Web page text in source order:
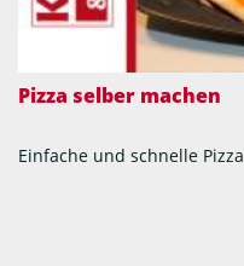
Pizza selber machen
Einfache und schnelle Pizza